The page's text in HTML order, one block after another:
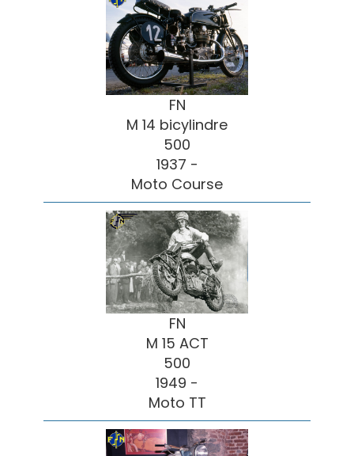
FN
M 14 bicylindre
500
1937 -
Moto Course
FN
M 15 ACT
500
1949 -
Moto TT